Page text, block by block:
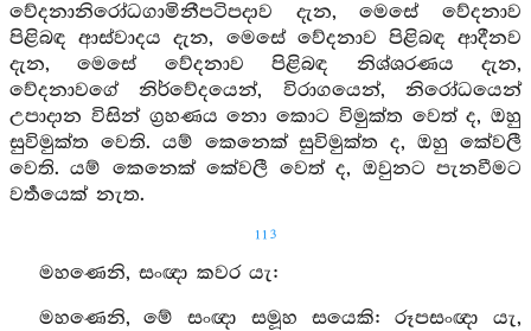
වේදනානිරෝධගාමිනීපටිපදාව දැන, මෙසේ වේදනාව
පිළිබඳ ආස්වාදය දැන, මෙසේ වේදනාව පිළිබඳ ආදීනව
දැන, මෙසේ වේදනාව පිළිබඳ නිශ්ශරණය දැන,
වේදනාවගේ නිර්වේදයෙන්, විරාගයෙන්, නිරෝධයෙන්
උපාදාන විසින් ග්‍රහණය නො කොට විමුක්ත වෙත් ද, ඔහු
සුවිමුක්ත වෙති. යම් කෙනෙක් සුවිමුක්ත ද, ඔහු කේවලී
වෙති. යම් කෙනෙක් කේවලී වෙත් ද, ඔවුනට පැනවීමට
වර්‍තයෙක් නැත.
113
මහණෙනි, සංඥා කවර යැ:
මහණෙනි, මේ සංඥා සමූහ සයෙකි: රූපසංඥා යැ,